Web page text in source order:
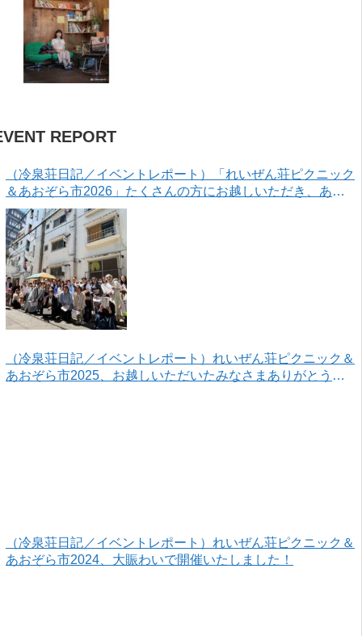
REPORT
（冷泉荘日記／イベントレポート）「れいぜん荘ピクニック
＆あおぞら市2026」たくさんの方にお越しいただき、あり
がとうございました！
（冷泉荘日記／イベントレポート）れいぜん荘ピクニック＆
あおぞら市2025、お越しいただいたみなさまありがとうご
（冷泉荘日記／イベントレポート）れいぜん荘ピクニック＆
あおぞら市2024、大賑わいで開催いたしました！